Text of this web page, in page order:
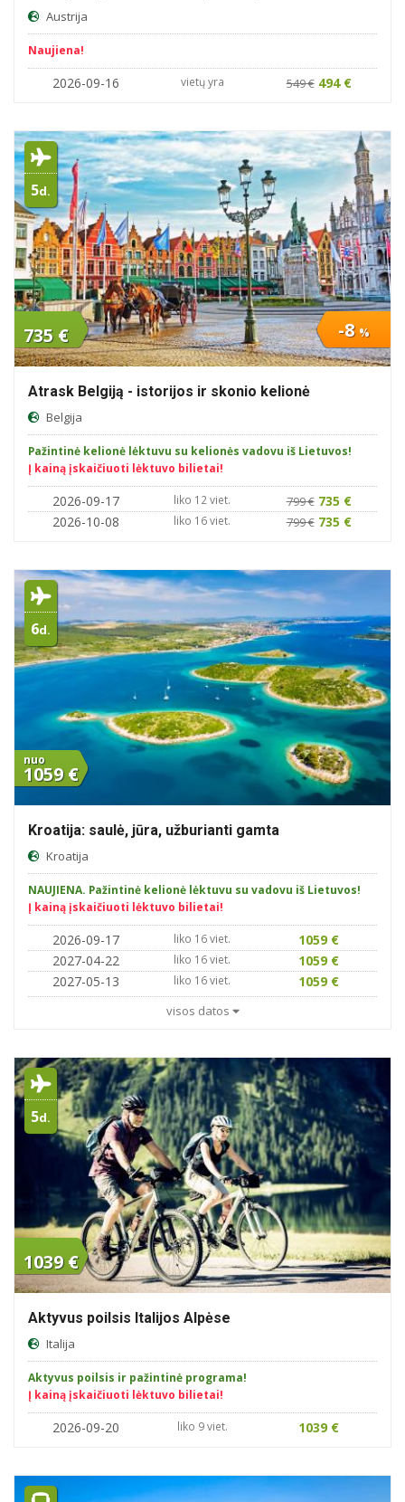
Austrija
Naujiena!
2026-09-16 vietų yra 549 € 494 €
5d.
735 € -8 %
Atrask Belgiją - istorijos ir skonio kelionė
Belgija
Pažintinė kelionė lėktuvu su kelionės vadovu iš Lietuvos!
Į kainą įskaičiuoti lėktuvo bilietai!
2026-09-17 liko 12 viet. 799 € 735 €
2026-10-08
liko 16 viet. 799 € 735 €
6d.
nuo
1059 €
Kroatija: saulė, jūra, užburianti gamta
Kroatija
NAUJIENA. Pažintinė kelionė lėktuvu su vadovu iš Lietuvos!
Į kainą įskaičiuoti lėktuvo bilietai!
2026-09-17 liko 16 viet.
1059 €
2027-04-22
liko 16 viet.
1059 €
2027-05-13
liko 16 viet. 1059 €
visos datos
5d.
1039 €
Aktyvus poilsis Italijos Alpėse
Italija
Aktyvus poilsis ir pažintinė programa!
Į kainą įskaičiuoti lėktuvo bilietai!
2026-09-20 liko 9 viet. 1039 €